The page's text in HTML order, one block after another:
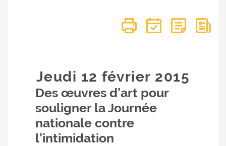
Jeudi 12février 2015
Des œuvres d’art pour
souligner la Journée
nationale contre
l’intimidation